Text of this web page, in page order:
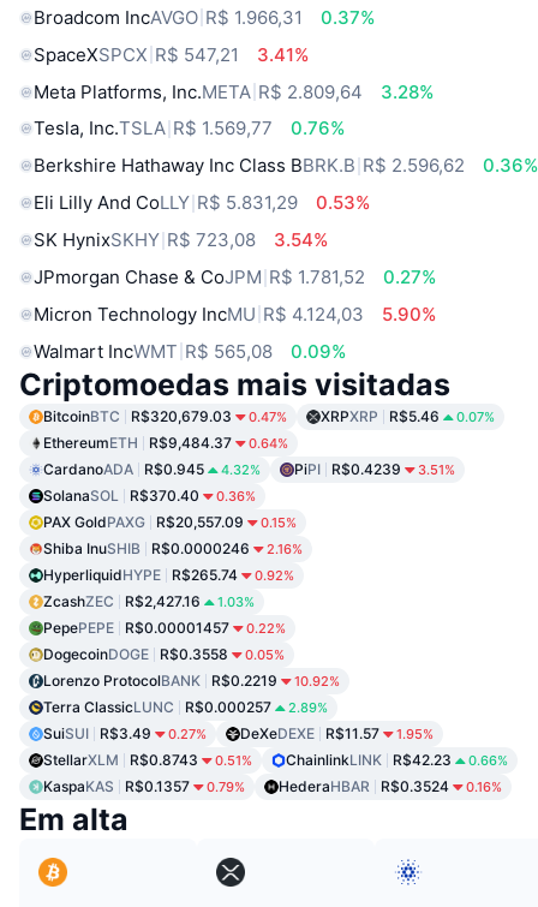
Broadcom IncAVGO R$ 1.966,31
0.37%
SpaceXSPCX R$ 547,21
3.41%
Meta Platforms, Inc.META R$ 2.809,64
3.28%
Tesla, Inc.TSLA R$ 1.569,77
0.76%
Berkshire Hathaway Inc Class BBRK.B R$ 2.596,62
0.36%
Eli Lilly And CoLLY R$ 5.831,29
0.53%
SK HynixSKHY R$ 723,08
3.54%
JPmorgan Chase & CoJPM R$ 1.781,52
0.27%
Micron Technology IncMU R$ 4.124,03
5.90%
Walmart IncWMT R$ 565,08 0.09%
Criptomoedas mais visitadas
BitcoinBTC R$320,679.03 0.47% XRPXRP R$5.46 0.07%
EthereumETH R$9,484.37 0.64%
CardanoADA R$0.945 4.32% PiPI R$0.4239 3.51%
SolanaSOL R$370.40 0.36%
PAX GoldPAXG R$20,557.09 0.15%
Shiba InuSHIB R$0.0000246 2.16%
HyperliquidHYPE R$265.74 0.92%
ZcashZEC R$2,427.16 1.03%
PepePEPE R$0.00001457 0.22%
DogecoinDOGE R$0.3558 0.05%
Lorenzo ProtocolBANK R$0.2219 10.92%
Terra ClassicLUNC R$0.000257 2.89%
SuiSUI R$3.49 0.27% DeXeDEXE R$11.57 1.95%
StellarXLM R$0.8743 0.51% ChainlinkLINK R$42.23 0.66%
KaspaKAS R$0.1357 0.79% HederaHBAR R$0.3524 0.16%
Em alta